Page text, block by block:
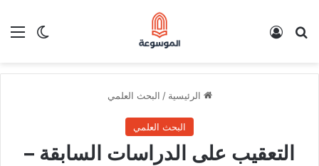
الوضع بحث عن
الرئيسية / البحث العلمي
البحث العلمي
التعقيب على الدراسات السابقة –